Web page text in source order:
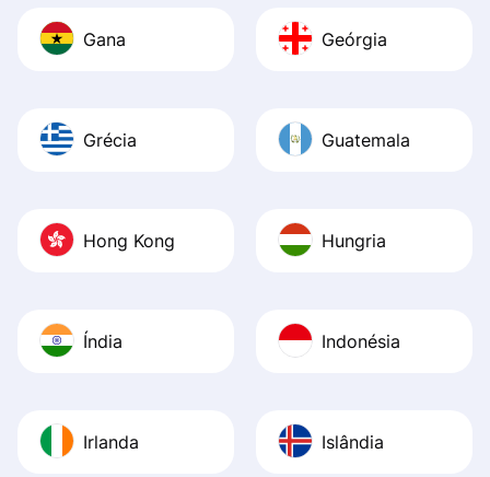
Gana Geórgia
Grécia Guatemala
Hong Kong Hungria
Índia Indonésia
Irlanda Islândia